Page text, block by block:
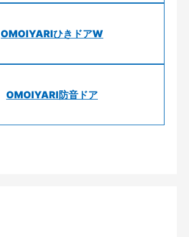
OMOIYARIひきドアW
OMOIYARI防音ドア